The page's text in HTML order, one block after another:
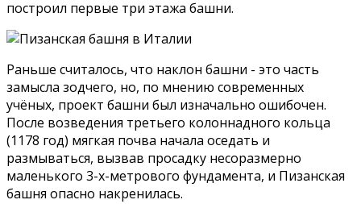
построил первые три этажа башни.
Раньше считалось, что наклон башни - это часть
замысла зодчего, но, по мнению современных
учёных, проект башни был изначально ошибочен.
После возведения третьего колоннадного кольца
(1178 год) мягкая почва начала оседать и
размываться, вызвав просадку несоразмерно
маленького 3-х-метрового фундамента, и Пизанская
башня опасно накренилась.